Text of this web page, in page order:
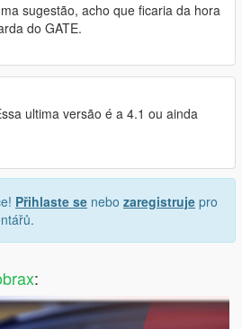
sugestão, acho que ficaria da hora
do GATE.
ultima versão é a 4.1 ou ainda
Přihlaste se nebo zaregistruje pro
: